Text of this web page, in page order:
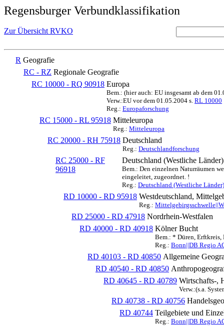
Regensburger Verbundklassifikation
Zur Übersicht RVKO
R Geografie
RC - RZ Regionale Geografie
RC 10000 - RQ 90918 Europa
Bem.: (hier auch: EU insgesamt ab dem
Verw.:EU vor dem 01.05.2004 s. RL 10000
Reg.: Europaforschung
RC 15000 - RL 95918 Mitteleuropa
Reg.: Mitteleuropa
RC 20000 - RH 75918 Deutschland
Reg.: Deutschlandforschung
RC 25000 - RF
96918
Deutschland (Westliche Länder)
Bem.: Den einzelnen Naturräumen
eingeleitet, zugeordnet. !
Reg.: Deutschland (Westliche Länder)
RD 10000 - RD 95918 Westdeutschland,
Reg.:
RD 25000 - RD 47918 Nordrhein-Westfalen
RD 40000 - RD 40918 Kölner Bucht
Bem.: * Düren,
Reg.: Bonn||DB Regio
RD 40103 - RD 40850 Allgemeine
RD 40540 - RD 40850
RD 40645 - RD 40789 Wirtschafts-,
Verw.:(s.a.
RD 40738 - RD 40756
RD 40744 Teilgebiete und
Reg.: Bonn||DB Regio